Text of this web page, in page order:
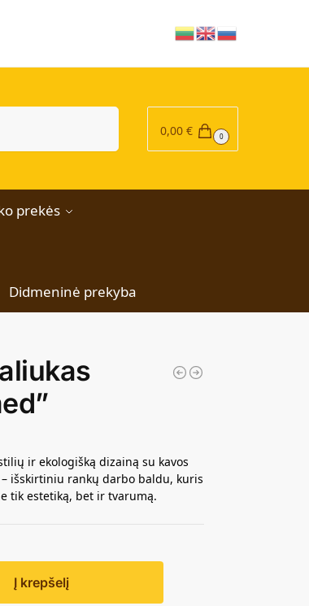
0,00 € 0
prekės
Didmeninė prekyba
ir ekologišką dizainą su kavos
– išskirtiniu rankų darbo baldu, kuris
tik estetiką, bet ir tvarumą.
Į krepšelį